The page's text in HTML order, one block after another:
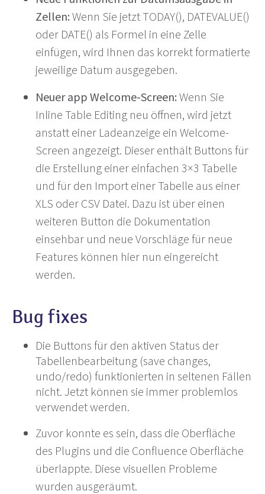
Zellen: Wenn Sie jetzt TODAY(), DATEVALUE()
oder DATE() als Formel in eine Zelle
einfügen, wird Ihnen das korrekt formatierte
jeweilige Datum ausgegeben.
Neuer app Welcome-Screen: Wenn Sie
Inline Table Editing neu öffnen, wird jetzt
anstatt einer Ladeanzeige ein Welcome-
Screen angezeigt. Dieser enthält Buttons für
die Erstellung einer einfachen 3×3 Tabelle
und für den Import einer Tabelle aus einer
XLS oder CSV Datei. Dazu ist über einen
weiteren Button die Dokumentation
einsehbar und neue Vorschläge für neue
Features können hier nun eingereicht
werden.
Bug fixes
Die Buttons für den aktiven Status der
Tabellenbearbeitung (save changes,
undo/redo) funktionierten in seltenen Fällen
nicht. Jetzt können sie immer problemlos
verwendet werden.
Zuvor konnte es sein, dass die Oberfläche
des Plugins und die Confluence Oberfläche
überlappte. Diese visuellen Probleme
wurden ausgeräumt.